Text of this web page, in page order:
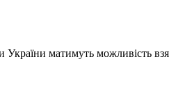
України матимуть можливість